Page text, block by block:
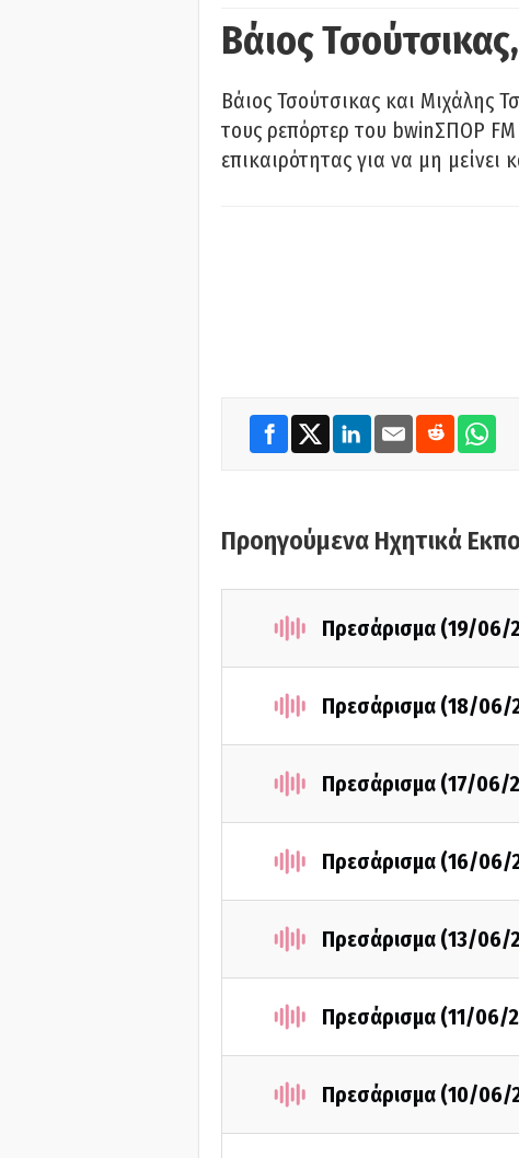
Βάιος
Βάιος Τσούτσικας και Μιχάλης
τους ρεπόρτερ του bwinΣΠΟΡ
επικαιρότητας για να μη
Προηγούμενα Ηχητικά
Πρεσάρισμα (19/06/
Πρεσάρισμα (18/06/
Πρεσάρισμα (17/06/
Πρεσάρισμα (16/06/
Πρεσάρισμα (13/06/
Πρεσάρισμα (11/06/
Πρεσάρισμα (10/06/